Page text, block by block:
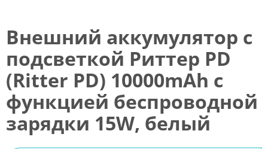
Внешний аккумулятор с
подсветкой Риттер PD
(Ritter PD) 10000mAh с
функцией беспроводной
зарядки 15W, белый